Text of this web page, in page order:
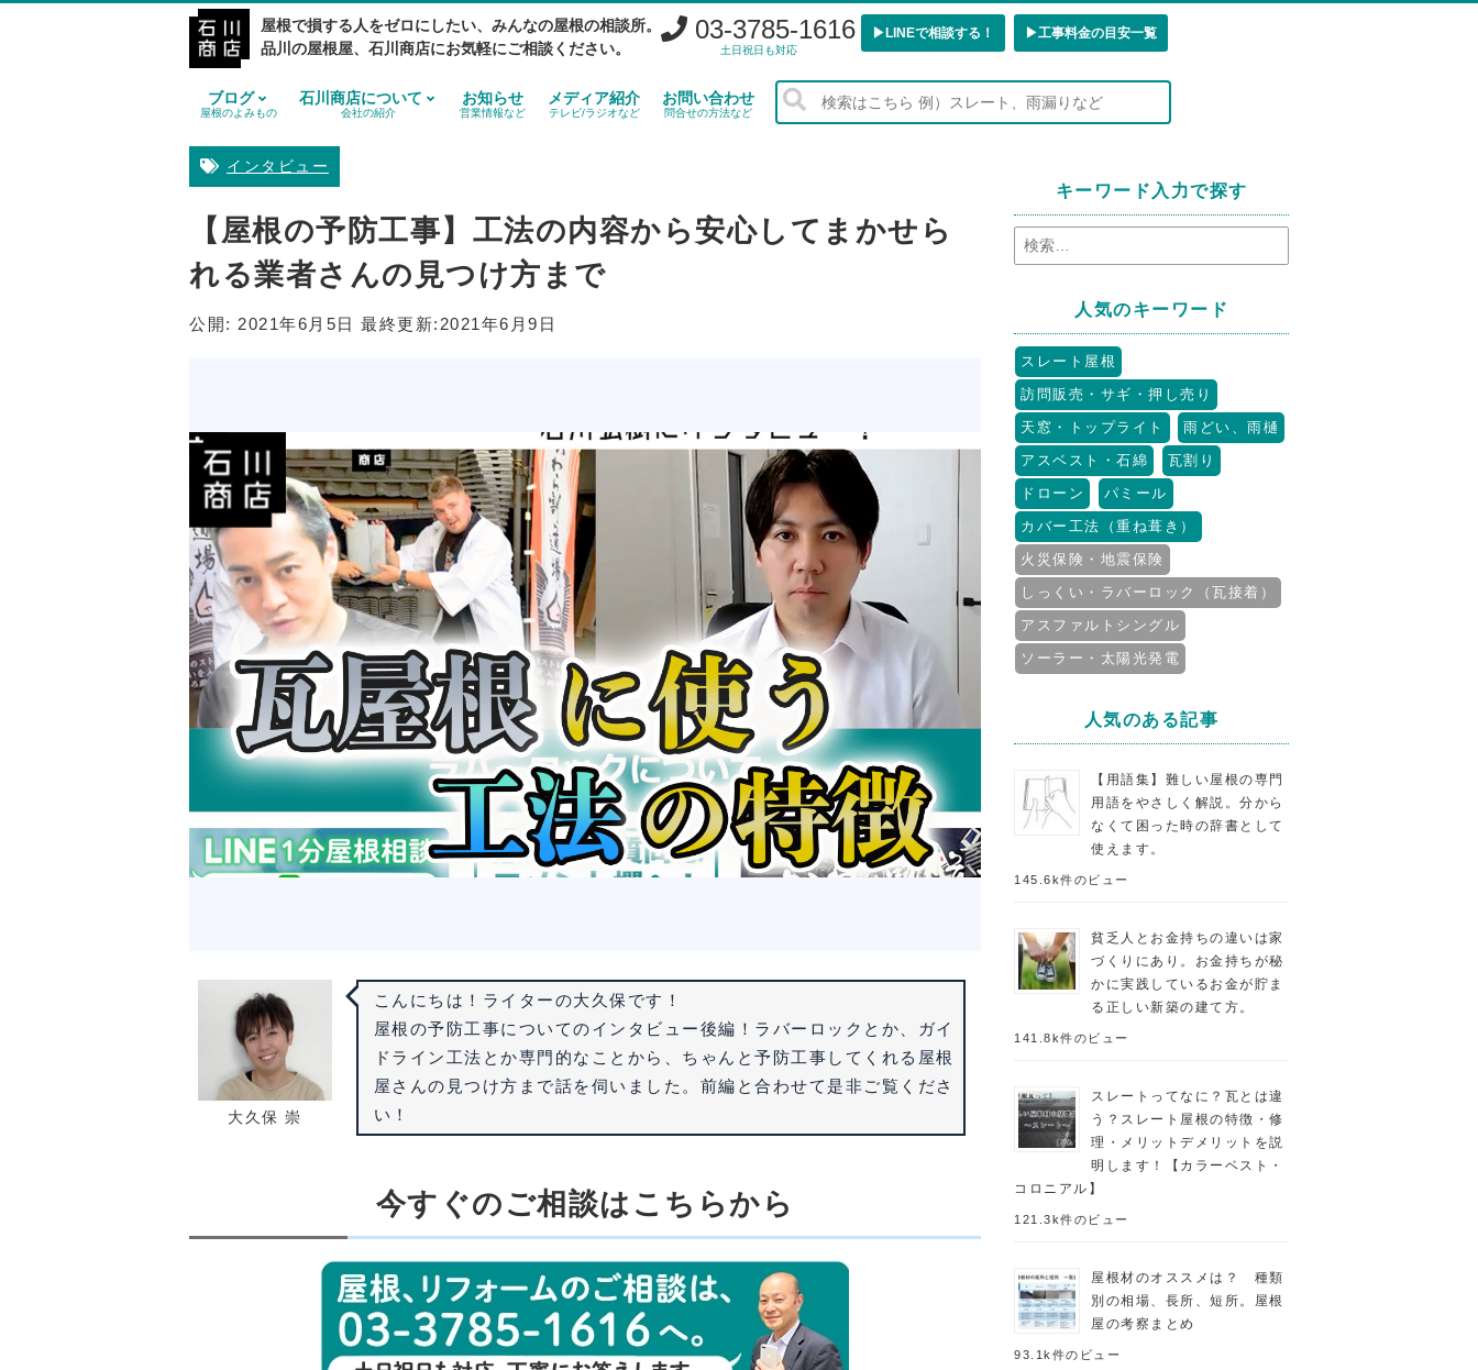
屋根で損する人をゼロにしたい、みんなの屋根の相談所。
品川の屋根屋、石川商店にお気軽にご相談ください。
03-3785-1616
土日祝日も対応
▶︎LINEで相談する！ ▶︎工事料金の目安一覧
ブログ
屋根のよみもの
石川商店について
会社の紹介
お知らせ
営業情報など
メディア紹介
テレビ/ラジオなど
お問い合わせ
問合せの方法など
インタビュー
【屋根の予防工事】工法の内容から安心してまかせら
れる業者さんの見つけ方まで
公開: 2021年6月5日 最終更新: 2021年6月9日
大久保 崇
こんにちは！ライターの大久保です！
屋根の予防工事についてのインタビュー後編！ラバーロックとか、ガイ
ドライン工法とか専門的なことから、ちゃんと予防工事してくれる屋根
屋さんの見つけ方まで話を伺いました。前編と合わせて是非ご覧くださ
い！
今すぐのご相談はこちらから
キーワード入力で探す
人気のキーワード
スレート屋根
訪問販売・サギ・押し売り
天窓・トップライト
雨どい、雨樋
アスベスト・石綿
瓦割り
ドローン
パミール
カバー工法（重ね葺き）
火災保険・地震保険
しっくい・ラバーロック（瓦接着）
アスファルトシングル
ソーラー・太陽光発電
人気のある記事
【用語集】難しい屋根の専門
用語をやさしく解説。分から
なくて困った時の辞書として
使えます。
145.6k件のビュー
貧乏人とお金持ちの違いは家
づくりにあり。お金持ちが秘
かに実践しているお金が貯ま
る正しい新築の建て方。
141.8k件のビュー
スレートってなに？瓦とは違
う？スレート屋根の特徴・修
理・メリットデメリットを説
明します！【カラーベスト・
コロニアル】
121.3k件のビュー
屋根材のオススメは？ 種類
別の相場、長所、短所。屋根
屋の考察まとめ
93.1k件のビュー